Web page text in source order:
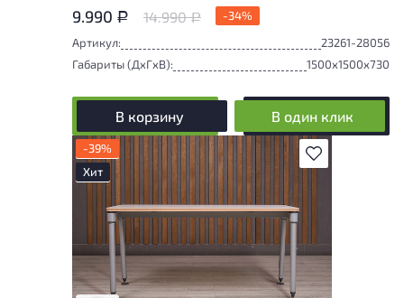
9.990 Р 14.990Р
-34%
Артикул:
23261-28056
Габариты (ДxГxВ):
1500x1500x730
В корзину В один клик
В избранное
-39%
Хит
Степень износа находится на стадии
проверки. Вы можете уточнить
дополнительную информацию у
сотрудников магазина